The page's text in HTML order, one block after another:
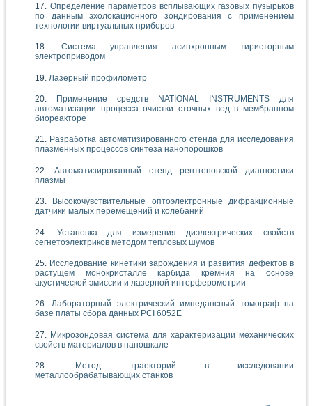
Определение параметров всплывающих газовых пузырьков
по данным эхолокационного зондирования с применением
технологии виртуальных приборов
Система управления асинхронным тиристорным
электроприводом
Лазерный профилометр
Применение средств NATIONAL INSTRUMENTS для
автоматизации процесса очистки сточных вод в мембранном
биореакторе
Разработка автоматизированного стенда для исследования
плазменных процессов синтеза нанопорошков
Автоматизированный стенд рентгеновской диагностики
плазмы
Высокочувствительные оптоэлектронные дифракционные
датчики малых перемещений и колебаний
Установка для измерения диэлектрических свойств
сегнетоэлектриков методом тепловых шумов
Исследование кинетики зарождения и развития дефектов в
растущем монокристалле карбида кремния на основе
акустической эмиссии и лазерной интерферометрии
Лабораторный электрический импедансный томограф на
базе платы сбора данных PCI 6052E
Микрозондовая система для характеризации механических
свойств материалов в наношкале
Метод траекторий в исследовании
металлообрабатывающих станков